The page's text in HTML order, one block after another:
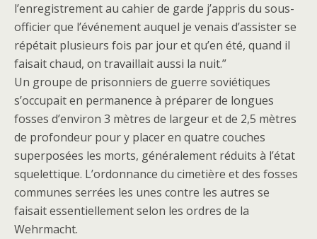
l’enregistrement au cahier de garde j’appris du sous-
officier que l’événement auquel je venais d’assister se
répétait plusieurs fois par jour et qu’en été, quand il
faisait chaud, on travaillait aussi la nuit.”
Un groupe de prisonniers de guerre soviétiques
s’occupait en permanence à préparer de longues
fosses d’environ 3 mètres de largeur et de 2,5 mètres
de profondeur pour y placer en quatre couches
superposées les morts, généralement réduits à l’état
squelettique. L’ordonnance du cimetière et des fosses
communes serrées les unes contre les autres se
faisait essentiellement selon les ordres de la
Wehrmacht.